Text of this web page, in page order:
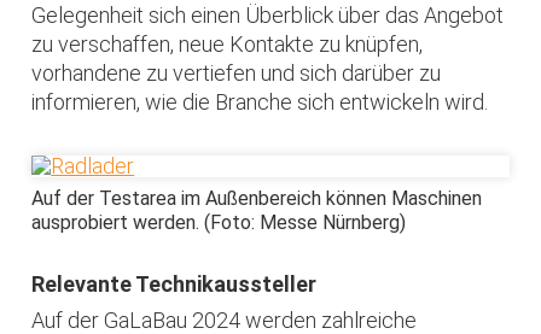
Gelegenheit sich einen Überblick über das Angebot
zu verschaffen, neue Kontakte zu knüpfen,
vorhandene zu vertiefen und sich darüber zu
informieren, wie die Branche sich entwickeln wird.
Auf der Testarea im Außenbereich können Maschinen
ausprobiert werden. (Foto: Messe Nürnberg)
Relevante Technikaussteller
Auf der GaLaBau 2024 werden zahlreiche